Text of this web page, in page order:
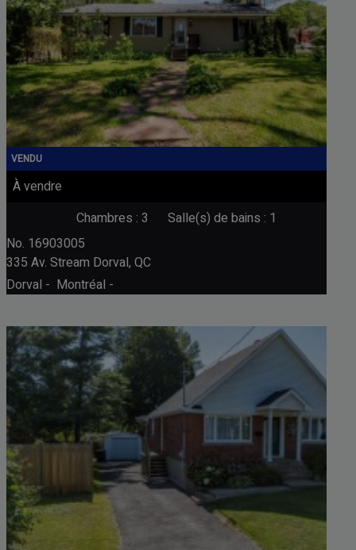
À vendre
Chambres : 3
Salle(s) de bains : 1
No. 16903005
335 Av. Stream Dorval, QC
Dorval - Montréal -